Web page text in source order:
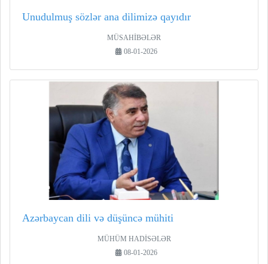
Unudulmuş sözlər ana dilimizə qayıdır
MÜSAHİBƏLƏR
08-01-2026
Azərbaycan dili və düşüncə mühiti
MÜHÜM HADİSƏLƏR
08-01-2026